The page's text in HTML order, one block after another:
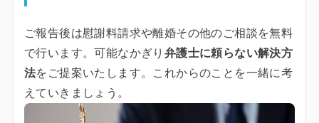
ご報告後は慰謝料請求や離婚その他のご相談を無料
で行います。可能なかぎり 弁護士に頼らない解決方
法をご提案いたします。これからのことを一緒に考
えていきましょう。